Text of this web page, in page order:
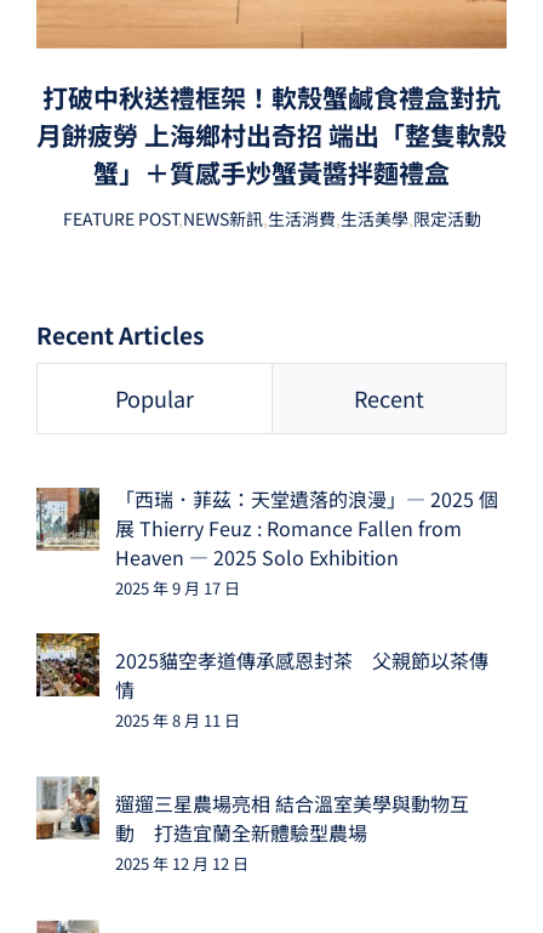
打破中秋送禮框架！軟殼蟹鹹食禮盒對抗
月餅疲勞 上海鄉村出奇招 端出「整隻軟殼
蟹」＋質感手炒蟹黃醬拌麵禮盒
FEATURE POST,NEWS新訊,生活消費,生活美學,限定活動
Recent Articles
Popular Recent
「西瑞．菲茲：天堂遺落的浪漫」— 2025 個
展 Thierry Feuz : Romance Fallen from
Heaven — 2025 Solo Exhibition
2025 年 9 月 17 日
2025貓空孝道傳承感恩封茶 父親節以茶傳
情
2025 年 8 月 11 日
遛遛三星農場亮相 結合溫室美學與動物互
動 打造宜蘭全新體驗型農場
2025 年 12 月 12 日